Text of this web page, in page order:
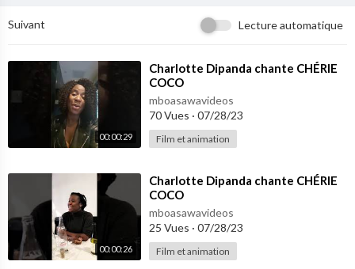
Suivant Lecture automatique
00:00:29
⁣Charlotte Dipanda chante CHÉRIE
COCO
mboasawavideos
70 Vues · 07/28/23
Film et animation
00:00:26
⁣Charlotte Dipanda chante CHÉRIE
COCO
mboasawavideos
25 Vues · 07/28/23
Film et animation